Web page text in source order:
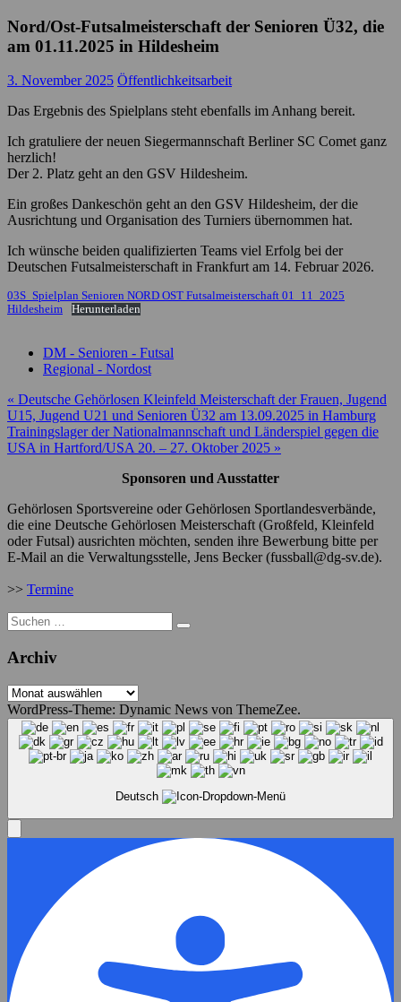
Nord/Ost-Futsalmeisterschaft der Senioren Ü32, die
am 01.11.2025 in Hildesheim
3. November 2025 Öffentlichkeitsarbeit
Das Ergebnis des Spielplans steht ebenfalls im Anhang bereit.
Ich gratuliere der neuen Siegermannschaft Berliner SC Comet ganz
herzlich!
Der 2. Platz geht an den GSV Hildesheim.
Ein großes Dankeschön geht an den GSV Hildesheim, der die
Ausrichtung und Organisation des Turniers übernommen hat.
Ich wünsche beiden qualifizierten Teams viel Erfolg bei der
Deutschen Futsalmeisterschaft in Frankfurt am 14. Februar 2026.
03S_Spielplan Senioren NORD OST Futsalmeisterschaft 01_11_2025
Hildesheim
Herunterladen
DM - Senioren - Futsal
Regional - Nordost
Beitragsnavigation
« Deutsche Gehörlosen Kleinfeld Meisterschaft der Frauen, Jugend
U15, Jugend U21 und Senioren Ü32 am 13.09.2025 in Hamburg
Trainingslager der Nationalmannschaft und Länderspiel gegen die
USA in Hartford/USA 20. – 27. Oktober 2025 »
Sponsoren und Ausstatter
Gehörlosen Sportsvereine oder Gehörlosen Sportlandesverbände,
die eine Deutsche Gehörlosen Meisterschaft (Großfeld, Kleinfeld
oder Futsal) ausrichten möchten, senden ihre Bewerbung bitte per
E-Mail an die Verwaltungsstelle, Jens Becker (fussball@dg-sv.de).
>> Termine
Suche
nach:
Archiv
Archiv
WordPress-Theme: Dynamic News von ThemeZee.
Deutsch